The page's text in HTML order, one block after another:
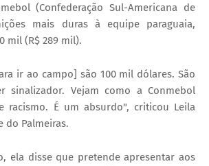
(Confederação Sul-Americana de
mais duras à equipe paraguaia,
mil (R$ 289 mil).
ir ao campo] são 100 mil dólares. São
sinalizador. Vejam como a Conmebol
racismo. É um absurdo", criticou Leila
do Palmeiras.
ela disse que pretende apresentar aos